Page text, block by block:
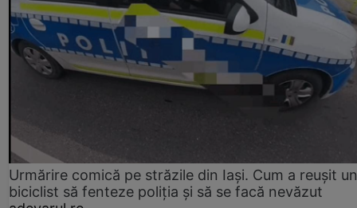
Urmărire comică pe străzile din Iași. Cum a reușit un
biciclist să fenteze poliția și să se facă nevăzut